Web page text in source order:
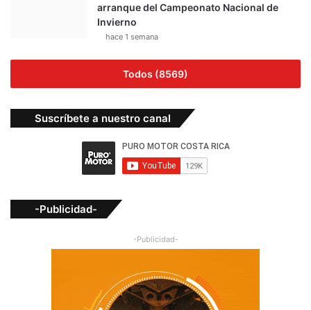
arranque del Campeonato Nacional de
Invierno
hace 1 semana
Todos (8569)
Suscríbete a nuestro canal
-Publicidad-
-Publicidad-